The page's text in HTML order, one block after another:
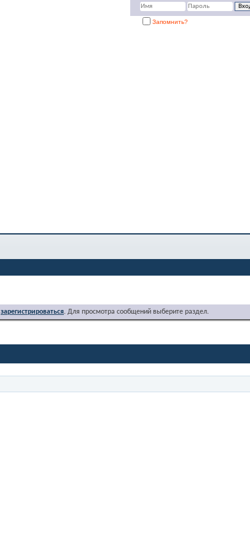
Запомнить?
зарегистрироваться. Для просмотра сообщений выберите раздел.